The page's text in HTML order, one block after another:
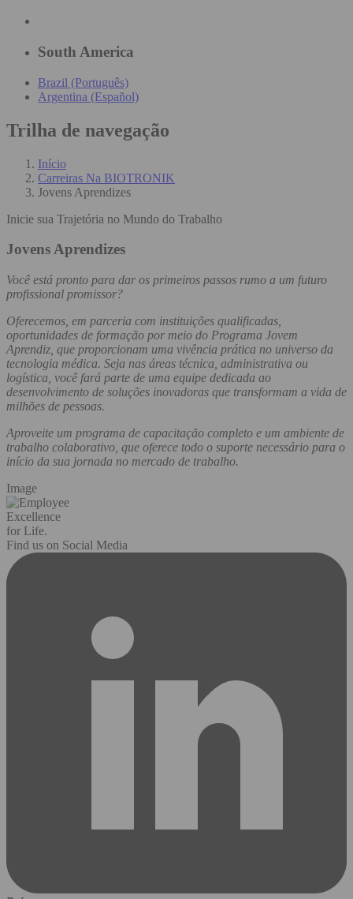
South America
Brazil (Português)
Argentina (Español)
Trilha de navegação
Início
Carreiras Na BIOTRONIK
Jovens Aprendizes
Inicie sua Trajetória no Mundo do Trabalho
Jovens Aprendizes
Você está pronto para dar os primeiros passos rumo a um futuro
profissional promissor?
Oferecemos, em parceria com instituições qualificadas,
oportunidades de formação por meio do Programa Jovem
Aprendiz, que proporcionam uma vivência prática no universo da
tecnologia médica. Seja nas áreas técnica, administrativa ou
logística, você fará parte de uma equipe dedicada ao
desenvolvimento de soluções inovadoras que transformam a vida de
milhões de pessoas.
Aproveite um programa de capacitação completo e um ambiente de
trabalho colaborativo, que oferece todo o suporte necessário para o
início da sua jornada no mercado de trabalho.
Image
Excellence
for Life.
Find us on Social Media